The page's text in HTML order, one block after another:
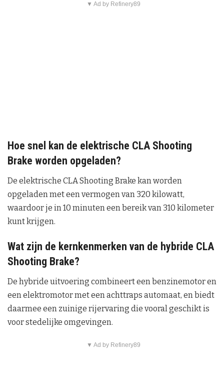
▼ Ad by Refinery89
Hoe snel kan de elektrische CLA Shooting
Brake worden opgeladen?
De elektrische CLA Shooting Brake kan worden
opgeladen met een vermogen van 320 kilowatt,
waardoor je in 10 minuten een bereik van 310 kilometer
kunt krijgen.
Wat zijn de kernkenmerken van de hybride CLA
Shooting Brake?
De hybride uitvoering combineert een benzinemotor en
een elektromotor met een achttraps automaat, en biedt
daarmee een zuinige rijervaring die vooral geschikt is
voor stedelijke omgevingen.
▼ Ad by Refinery89